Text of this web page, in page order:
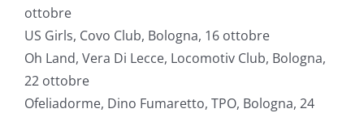
ottobre
US Girls, Covo Club, Bologna, 16 ottobre
Oh Land, Vera Di Lecce, Locomotiv Club, Bologna,
22 ottobre
Ofeliadorme, Dino Fumaretto, TPO, Bologna, 24